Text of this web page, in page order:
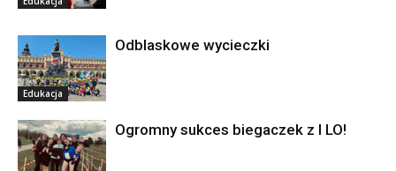
Edukacja
Odblaskowe wycieczki
Ogromny sukces biegaczek z I LO!